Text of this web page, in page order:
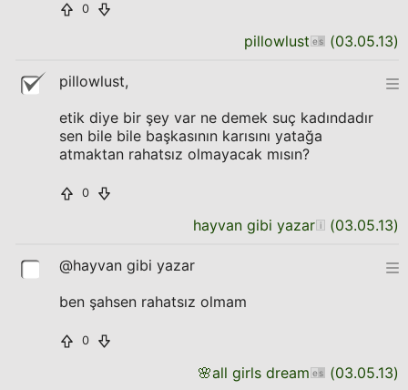
0
pillowlust (03.05.13)
pillowlust,
etik diye bir şey var ne demek suç kadındadır
sen bile bile başkasının karısını yatağa
atmaktan rahatsız olmayacak mısın?
0
hayvan gibi yazar (03.05.13)
@hayvan gibi yazar
ben şahsen rahatsız olmam
0
🌸all girls dream (03.05.13)